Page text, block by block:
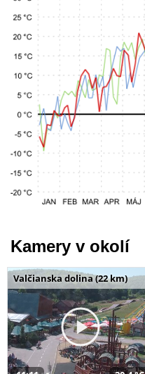
Kamery v okolí
Valčianska dolina (22 km)